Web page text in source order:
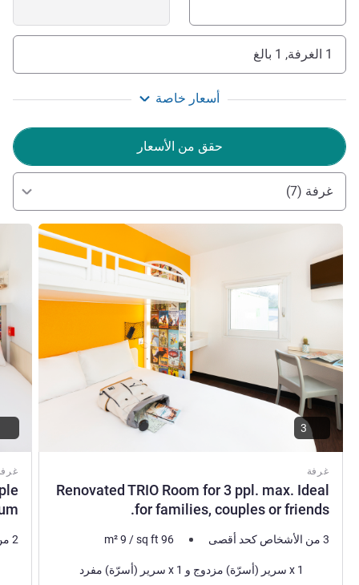
1 الغرفة, 1 بالغ
أسعار خاصة
حقق من الأسعار
غرفة (7)
غرفة
Renovated TRIO Room for 3 ppl. max. Ideal
for families, couples or friends.
راجع التفاصيل
3
3 من الأشخاص كحد أقصى m²9 /sq ft 96
فرش السرير
1 x سرير (أسرّة) مزدوج و 1 x سرير (أسرّة) مفرد
راجع
2 من الأشخاص كحد أقصى